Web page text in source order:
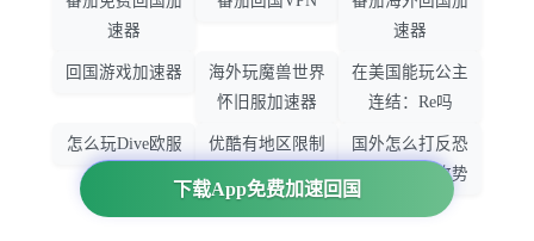
下载App免费加速回国
速器
速器
回国游戏加速器
海外玩魔兽世界
怀旧服加速器
在美国能玩公主
连结：Re吗
怎么玩Dive欧服
优酷有地区限制
吗
国外怎么打反恐
精英：全球攻势